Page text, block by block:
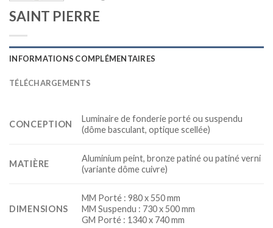
SAINT PIERRE
INFORMATIONS COMPLÉMENTAIRES
TÉLÉCHARGEMENTS
CONCEPTION
Luminaire de fonderie porté ou suspendu
(dôme basculant, optique scellée)
MATIÈRE
Aluminium peint, bronze patiné ou patiné verni
(variante dôme cuivre)
DIMENSIONS
MM Porté : 980 x 550 mm
MM Suspendu : 730 x 500 mm
GM Porté : 1340 x 740 mm